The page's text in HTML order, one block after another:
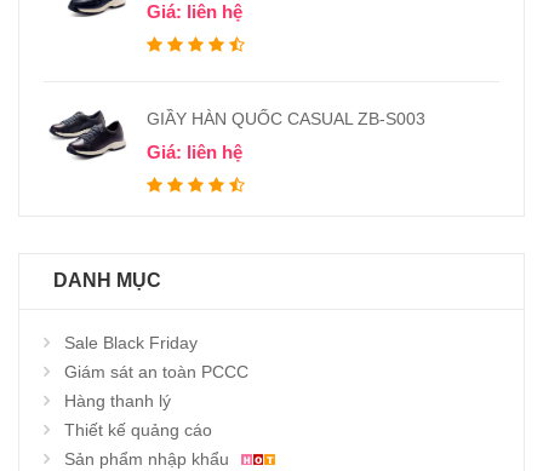
Giá: liên hệ
GIẦY HÀN QUỐC CASUAL ZB-S003
Giá: liên hệ
DANH MỤC
Sale Black Friday
Giám sát an toàn PCCC
Hàng thanh lý
Thiết kế quảng cáo
Sản phẩm nhập khẩu